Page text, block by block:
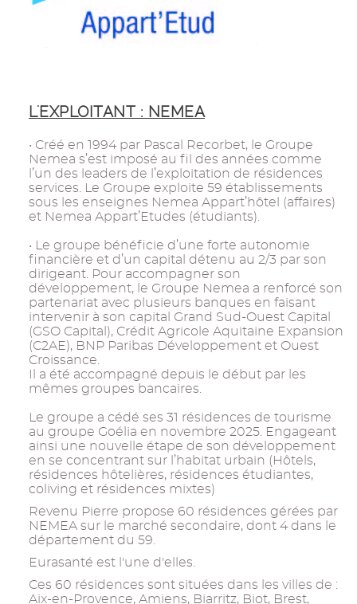
L'EXPLOITANT : NEMEA
• Créé en 1994 par Pascal Recorbet, le Groupe
Nemea s’est imposé au fil des années comme
l’un des leaders de l’exploitation de résidences
services. Le Groupe exploite 59 établissements
sous les enseignes Nemea Appart’hôtel (affaires)
et Nemea Appart’Etudes (étudiants).
• Le groupe bénéficie d’une forte autonomie
financière et d’un capital détenu au 2/3 par son
dirigeant. Pour accompagner son
développement, le Groupe Nemea a renforcé son
partenariat avec plusieurs banques en faisant
intervenir à son capital Grand Sud-Ouest Capital
(GSO Capital), Crédit Agricole Aquitaine Expansion
(C2AE), BNP Paribas Développement et Ouest
Croissance.
Il a été accompagné depuis le début par les
mêmes groupes bancaires.
Le groupe a cédé ses 31 résidences de tourisme
au groupe Goélia en novembre 2025. Engageant
ainsi une nouvelle étape de son développement
en se concentrant sur l’habitat urbain (Hôtels,
résidences hôtelières, résidences étudiantes,
coliving et résidences mixtes)
Revenu Pierre propose 60 résidences gérées par
NEMEA sur le marché secondaire, dont 4 dans le
département du 59.
Eurasanté est l'une d'elles.
Ces 60 résidences sont situées dans les villes de :
Aix-en-Provence, Amiens, Biarritz, Biot, Brest,